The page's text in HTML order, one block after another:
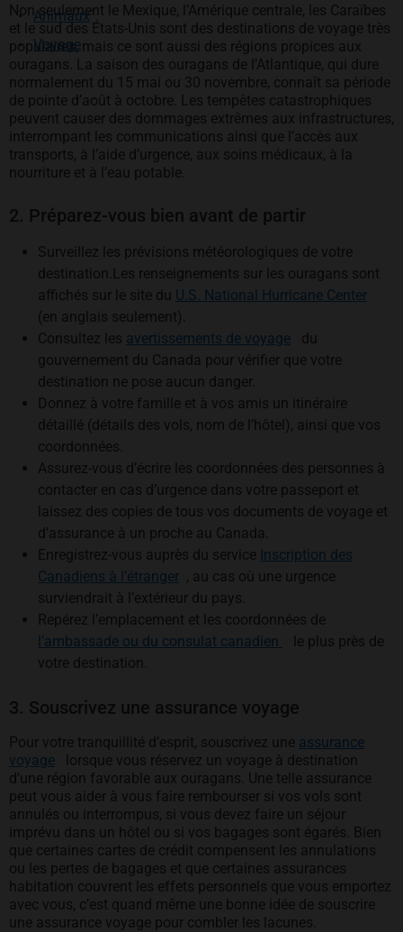
Animaux
Voyage
Non seulement le Mexique, l’Amérique centrale, les Caraïbes
et le sud des États-Unis sont des destinations de voyage très
populaires, mais ce sont aussi des régions propices aux
ouragans. La saison des ouragans de l’Atlantique, qui dure
normalement du 15 mai ou 30 novembre, connaît sa période
de pointe d’août à octobre. Les tempêtes catastrophiques
peuvent causer des dommages extrêmes aux infrastructures,
interrompant les communications ainsi que l’accès aux
transports, à l’aide d’urgence, aux soins médicaux, à la
nourriture et à l’eau potable.
2. Préparez-vous bien avant de partir
Surveillez les prévisions météorologiques de votre
destination.Les renseignements sur les ouragans sont
affichés sur le site du U.S. National Hurricane Center
(en anglais seulement).
Consultez les avertissements de voyages’ouvre dans un
du
gouvernement du Canada pour vérifier que votre
destination ne pose aucun danger.
Donnez à votre famille et à vos amis un itinéraire
détaillé (détails des vols, nom de l’hôtel), ainsi que vos
coordonnées.
Assurez-vous d’écrire les coordonnées des personnes à
contacter en cas d’urgence dans votre passeport et
laissez des copies de tous vos documents de voyage et
d’assurance à un proche au Canada.
Enregistrez-vous auprès du service Inscription des
Canadiens à l’étrangers’ouvre dans un nouvel onglet
, au cas où une urgence
surviendrait à l’extérieur du pays.
Repérez l’emplacement et les coordonnées de
l’ambassade ou du consulat canadien
s’ouvre dans un
le plus près de
votre destination.
3. Souscrivez une assurance voyage
Pour votre tranquillité d’esprit, souscrivez une assurance
voyages’ouvre dans un nouvel onglet
lorsque vous réservez un voyage à destination
d’une région favorable aux ouragans. Une telle assurance
peut vous aider à vous faire rembourser si vos vols sont
annulés ou interrompus, si vous devez faire un séjour
imprévu dans un hôtel ou si vos bagages sont égarés. Bien
que certaines cartes de crédit compensent les annulations
ou les pertes de bagages et que certaines assurances
habitation couvrent les effets personnels que vous emportez
avec vous, c’est quand même une bonne idée de souscrire
une assurance voyage pour combler les lacunes.